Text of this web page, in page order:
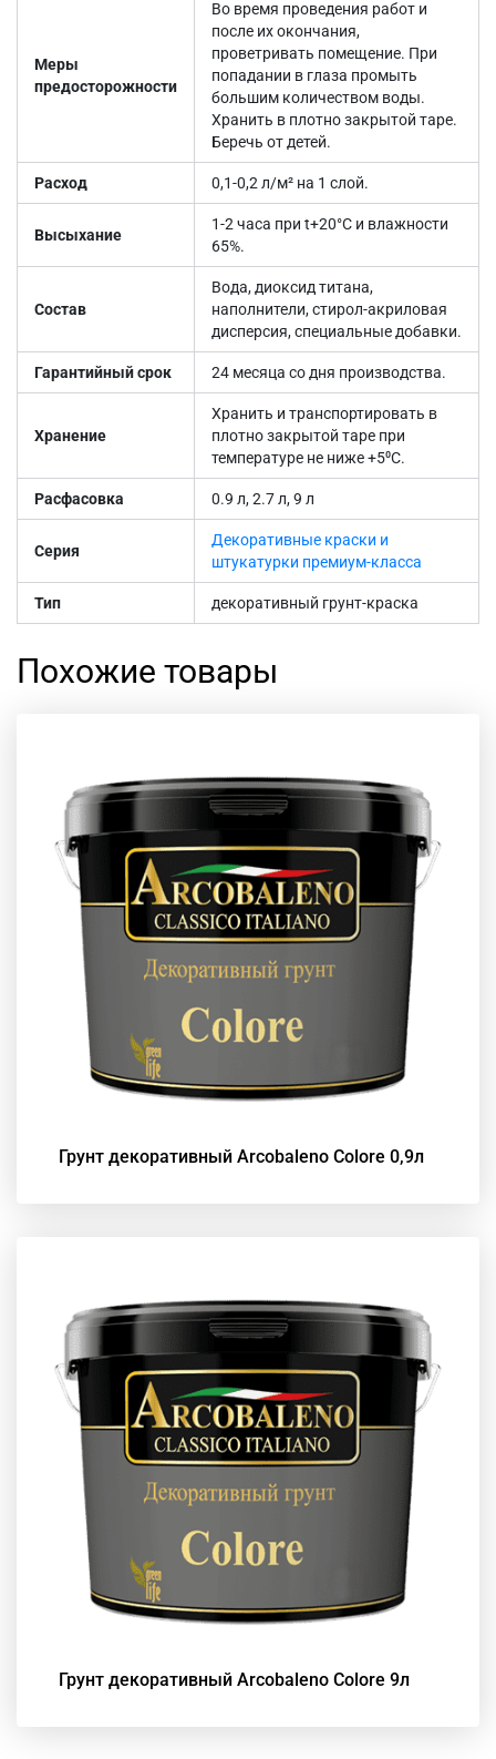
Меры
предосторожности
Во время проведения работ и
после их окончания,
проветривать помещение. При
попадании в глаза промыть
большим количеством воды.
Хранить в плотно закрытой таре.
Беречь от детей.
Расход 0,1-0,2 л/м² на 1 слой.
Высыхание
1-2 часа при t+20°С и влажности
65%.
Состав
Вода, диоксид титана,
наполнители, стирол-акриловая
дисперсия, специальные добавки.
Гарантийный срок 24 месяца со дня производства.
Хранение
Хранить и транспортировать в
плотно закрытой таре при
температуре не ниже +5⁰С.
Расфасовка 0.9 л, 2.7 л, 9 л
Серия
Декоративные краски и
штукатурки премиум-класса
Тип декоративный грунт-краска
Похожие товары
Грунт декоративный Arcobaleno Colore 0,9л
Грунт декоративный Arcobaleno Colore 9л